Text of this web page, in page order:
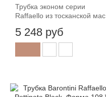
Трубка эконом серии
Raffaello из тосканской мас
5 248 руб